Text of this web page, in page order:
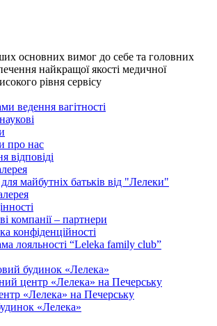
основних вимог до себе та головних
найкращої якості медичної
рівня сервісу
ведення вагітності
про нас
відповіді
майбутніх батьків від "Лелеки"
компанії – партнери
конфіденційності
лояльності “Leleka family club”
будинок «Лелека»
центр «Лелека» на Печерську
«Лелека» на Печерську
«Лелека»